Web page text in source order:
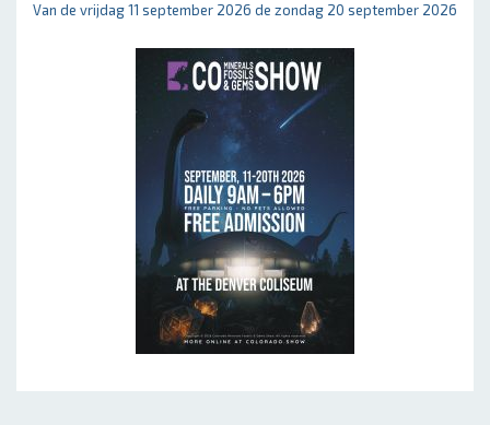
Van de vrijdag 11 september 2026 de zondag 20 september 2026